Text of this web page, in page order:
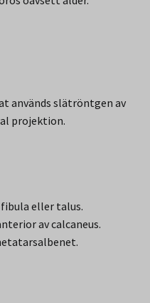
används slätröntgen av
projektion.
eller talus.
av calcaneus.